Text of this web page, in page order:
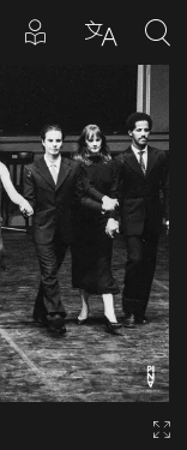
Évenements
Articles en